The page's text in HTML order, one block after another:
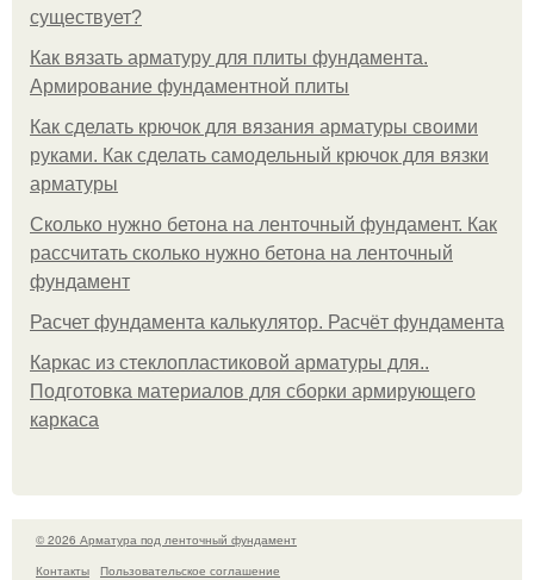
существует?
Как вязать арматуру для плиты фундамента.
Армирование фундаментной плиты
Как сделать крючок для вязания арматуры своими
руками. Как сделать самодельный крючок для вязки
арматуры
Сколько нужно бетона на ленточный фундамент. Как
рассчитать сколько нужно бетона на ленточный
фундамент
Расчет фундамента калькулятор. Расчёт фундамента
Каркас из стеклопластиковой арматуры для..
Подготовка материалов для сборки армирующего
каркаса
© 2026 Арматура под ленточный фундамент
Контакты
Пользовательское соглашение